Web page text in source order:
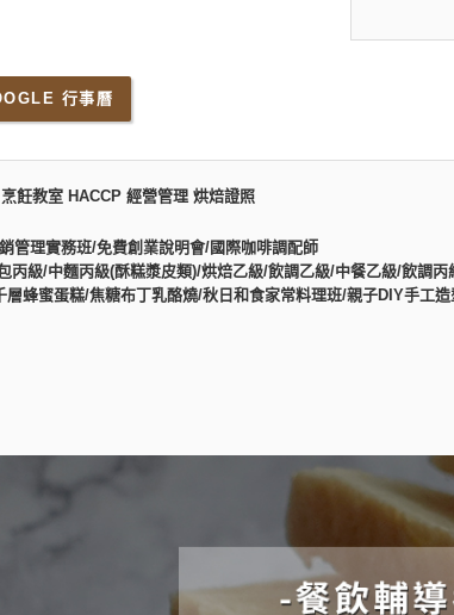
行事曆
飪教室 HACCP 經營管理 烘焙證照
管理實務班/免費創業說明會/國際咖啡調配師
丙級/中麵丙級(酥糕漿皮類)/烘焙乙級/飲調乙級/中餐乙級/飲調
蜂蜜蛋糕/焦糖布丁乳酪燒/秋日和食家常料理班/親子DIY手工